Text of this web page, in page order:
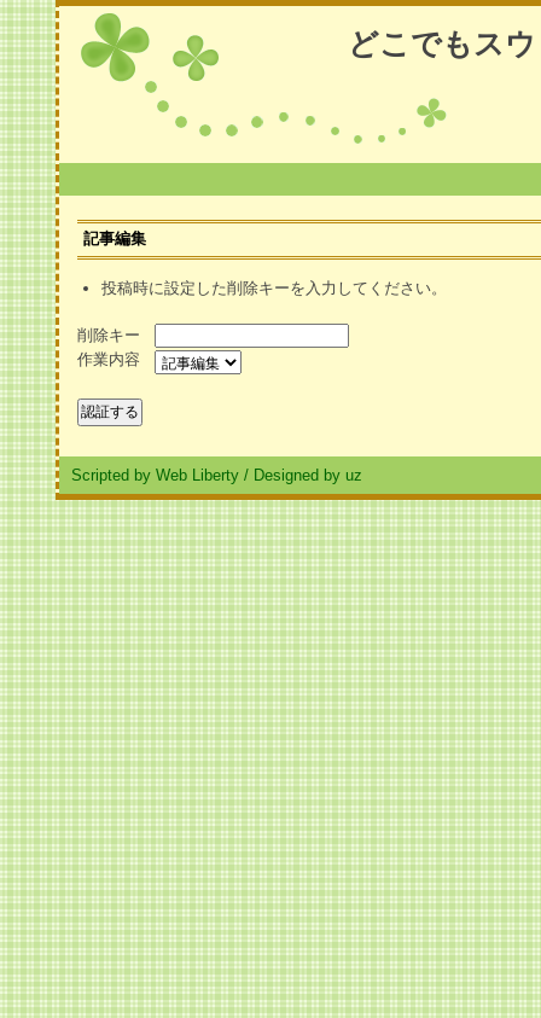
どこでもス
記事編集
投稿時に設定した削除キーを入力してください。
削除キー
作業内容
Scripted by Web Liberty / Designed by uz